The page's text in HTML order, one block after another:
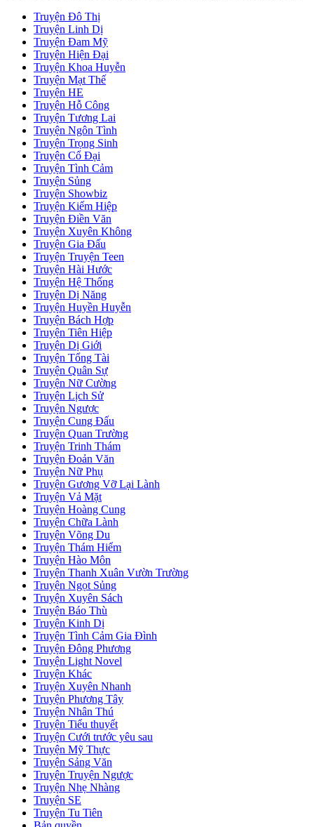
Truyện Đô Thị
Truyện Linh Dị
Truyện Đam Mỹ
Truyện Hiện Đại
Truyện Khoa Huyễn
Truyện Mạt Thế
Truyện HE
Truyện Hỗ Công
Truyện Tương Lai
Truyện Ngôn Tình
Truyện Trọng Sinh
Truyện Cổ Đại
Truyện Tình Cảm
Truyện Sủng
Truyện Showbiz
Truyện Kiếm Hiệp
Truyện Điền Văn
Truyện Xuyên Không
Truyện Gia Đấu
Truyện Truyện Teen
Truyện Hài Hước
Truyện Hệ Thống
Truyện Dị Năng
Truyện Huyền Huyễn
Truyện Bách Hợp
Truyện Tiên Hiệp
Truyện Dị Giới
Truyện Tổng Tài
Truyện Quân Sự
Truyện Nữ Cường
Truyện Lịch Sử
Truyện Ngược
Truyện Cung Đấu
Truyện Quan Trường
Truyện Trinh Thám
Truyện Đoản Văn
Truyện Nữ Phụ
Truyện Gương Vỡ Lại Lành
Truyện Vả Mặt
Truyện Hoàng Cung
Truyện Chữa Lành
Truyện Võng Du
Truyện Thám Hiểm
Truyện Hào Môn
Truyện Thanh Xuân Vườn Trường
Truyện Ngọt Sủng
Truyện Xuyên Sách
Truyện Báo Thù
Truyện Kinh Dị
Truyện Tình Cảm Gia Đình
Truyện Đông Phương
Truyện Light Novel
Truyện Khác
Truyện Xuyên Nhanh
Truyện Phương Tây
Truyện Nhân Thú
Truyện Tiểu thuyết
Truyện Cưới trước yêu sau
Truyện Mỹ Thực
Truyện Sảng Văn
Truyện Truyện Ngược
Truyện Nhẹ Nhàng
Truyện SE
Truyện Tu Tiên